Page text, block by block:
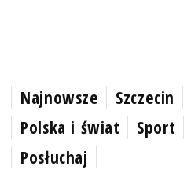
Najnowsze Szczecin
Polska i świat
Sport
Posłuchaj